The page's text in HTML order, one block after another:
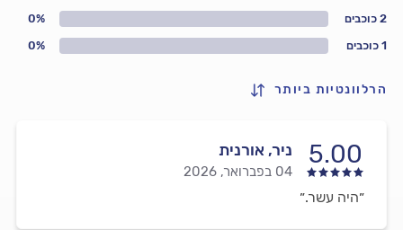
1 כוכבים 0%
2 כוכבים 0%
הרלוונטיות ביותר
5.00 ניר, אורנית
04 בפברואר, 2026
״היה עשר.״